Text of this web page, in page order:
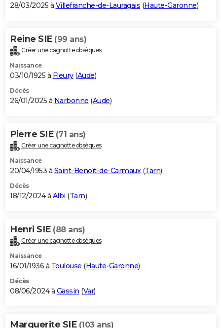
28/03/2025 à Villefranche-de-Lauragais (Haute-Garonne)
Reine SIE (99 ans)
Créer une cagnotte obsèques
Naissance
03/10/1925 à Fleury(Aude)
Décès
26/01/2025 à Narbonne (Aude)
Pierre SIE (71 ans)
Créer une cagnotte obsèques
Naissance
20/04/1953 à Saint-Benoît-de-Carmaux(Tarn)
Décès
18/12/2024 à Albi (Tarn)
Henri SIE (88 ans)
Créer une cagnotte obsèques
Naissance
16/01/1936 à Toulouse (Haute-Garonne)
Décès
08/06/2024 à Gassin (Var)
Marguerite SIE (103 ans)